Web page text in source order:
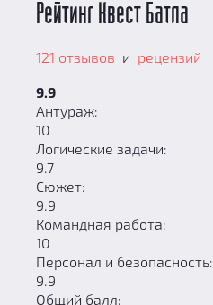
Рейтинг Квест Батла
121 отзывов и рецензий
9.9
Антураж:
10
Логические задачи:
9.7
Сюжет:
9.9
Командная работа:
10
Персонал и безопасность:
9.9
Общий балл: